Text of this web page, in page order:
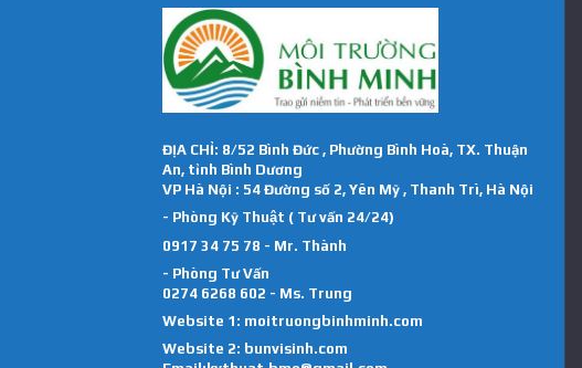
ĐỊA CHỈ: 8/52 Bình Đức , Phường Bình Hoà, TX. Thuận
An, tỉnh Bình Dương
VP Hà Nội : 54 Đường số 2, Yên Mỹ , Thanh Trì, Hà Nội
- Phòng Kỹ Thuật ( Tư vấn 24/24)
0917 34 75 78 - Mr. Thành
- Phòng Tư Vấn
0274 6268 602 - Ms. Trung
Website 1: moitruongbinhminh.com
Website 2: bunvisinh.com